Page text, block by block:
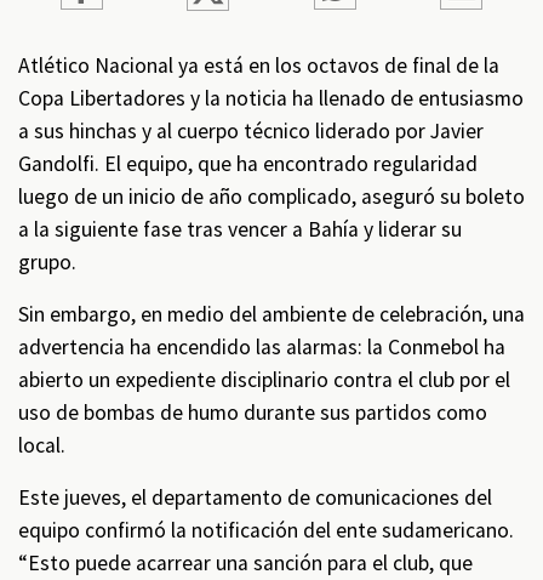
Atlético Nacional ya está en los octavos de final de la
Copa Libertadores y la noticia ha llenado de entusiasmo
a sus hinchas y al cuerpo técnico liderado por Javier
Gandolfi. El equipo, que ha encontrado regularidad
luego de un inicio de año complicado, aseguró su boleto
a la siguiente fase tras vencer a Bahía y liderar su
grupo.
Sin embargo, en medio del ambiente de celebración, una
advertencia ha encendido las alarmas: la Conmebol ha
abierto un expediente disciplinario contra el club por el
uso de bombas de humo durante sus partidos como
local.
Este jueves, el departamento de comunicaciones del
equipo confirmó la notificación del ente sudamericano.
“Esto puede acarrear una sanción para el club, que